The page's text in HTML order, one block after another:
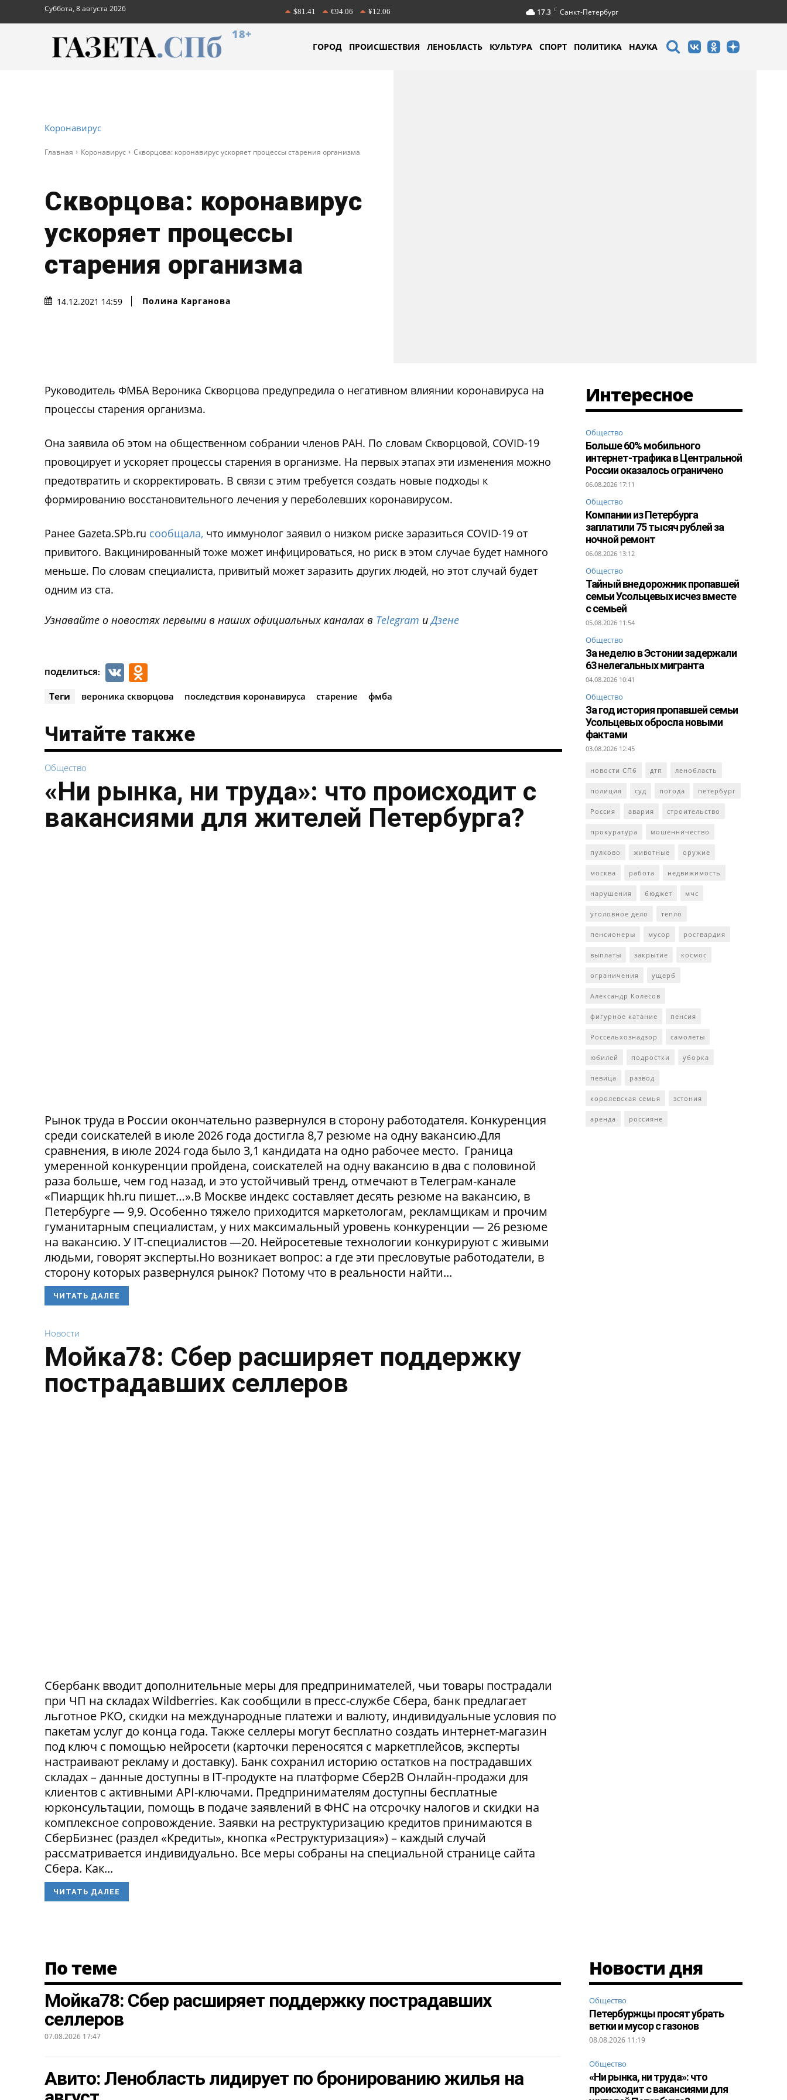
Суббота, 8 августа 2026 $81.41 €94.06 ¥12.06 17.3 C Санкт-Петербург
18+
ГОРОД ПРОИСШЕСТВИЯ ЛЕНОБЛАСТЬ КУЛЬТУРА СПОРТ ПОЛИТИКА НАУКА
Коронавирус
Главная Коронавирус Скворцова: коронавирус ускоряет процессы старения организма
Скворцова: коронавирус
ускоряет процессы
старения организма
14.12.2021 14:59 Полина Карганова
Руководитель ФМБА Вероника Скворцова предупредила о негативном влиянии коронавируса на
процессы старения организма.
Она заявила об этом на общественном собрании членов РАН. По словам Скворцовой, COVID-19
провоцирует и ускоряет процессы старения в организме. На первых этапах эти изменения можно
предотвратить и скорректировать. В связи с этим требуется создать новые подходы к
формированию восстановительного лечения у переболевших коронавирусом.
Ранее Gazeta.SPb.ru сообщала, что иммунолог заявил о низком риске заразиться COVID-19 от
привитого. Вакцинированный тоже может инфицироваться, но риск в этом случае будет намного
меньше. По словам специалиста, привитый может заразить других людей, но этот случай будет
одним из ста.
Узнавайте о новостях первыми в наших официальных каналах в Telegram иДзене
ПОДЕЛИТЬСЯ: VK
Теги вероника скворцова последствия коронавируса старение фмба
Читайте также
Общество
«Ни рынка, ни труда»: что происходит с
вакансиями для жителей Петербурга?
Рынок труда в России окончательно развернулся в сторону работодателя. Конкуренция
среди соискателей в июле 2026 года достигла 8,7 резюме на одну вакансию.Для
сравнения, в июле 2024 года было 3,1 кандидата на одно рабочее место. Граница
умеренной конкуренции пройдена, соискателей на одну вакансию в два с половиной
раза больше, чем год назад, и это устойчивый тренд, отмечают в Телеграм-канале
«Пиарщик hh.ru пишет…».В Москве индекс составляет десять резюме на вакансию, в
Петербурге — 9,9. Особенно тяжело приходится маркетологам, рекламщикам и прочим
гуманитарным специалистам, у них максимальный уровень конкуренции — 26 резюме
на вакансию. У IT-специалистов —20. Нейросетевые технологии конкурируют с живыми
людьми, говорят эксперты.Но возникает вопрос: а где эти пресловутые работодатели, в
сторону которых развернулся рынок? Потому что в реальности найти...
ЧИТАТЬ ДАЛЕЕ
Новости
Мойка78: Сбер расширяет поддержку
пострадавших селлеров
Сбербанк вводит дополнительные меры для предпринимателей, чьи товары пострадали
при ЧП на складах Wildberries. Как сообщили в пресс-службе Сбера, банк предлагает
льготное РКО, скидки на международные платежи и валюту, индивидуальные условия по
пакетам услуг до конца года. Также селлеры могут бесплатно создать интернет-магазин
под ключ с помощью нейросети (карточки переносятся с маркетплейсов, эксперты
настраивают рекламу и доставку). Банк сохранил историю остатков на пострадавших
складах – данные доступны в IT-продукте на платформе Сбер2В Онлайн-продажи для
клиентов с активными API-ключами. Предпринимателям доступны бесплатные
юрконсультации, помощь в подаче заявлений в ФНС на отсрочку налогов и скидки на
комплексное сопровождение. Заявки на реструктуризацию кредитов принимаются в
СберБизнес (раздел «Кредиты», кнопка «Реструктуризация») – каждый случай
рассматривается индивидуально. Все меры собраны на специальной странице сайта
Сбера. Как...
ЧИТАТЬ ДАЛЕЕ
Интересное
Общество
Больше 60% мобильного
интернет-трафика в Центральной
России оказалось ограничено
06.08.2026 17:11
Общество
Компании из Петербурга
заплатили 75 тысяч рублей за
ночной ремонт
06.08.2026 13:12
Общество
Тайный внедорожник пропавшей
семьи Усольцевых исчез вместе
с семьей
05.08.2026 11:54
Общество
За неделю в Эстонии задержали
63 нелегальных мигранта
04.08.2026 10:41
Общество
За год история пропавшей семьи
Усольцевых обросла новыми
фактами
03.08.2026 12:45
новости СПб дтп ленобласть
полиция суд погода петербург
Россия авария строительство
прокуратура мошенничество
пулково животные оружие
москва работа недвижимость
нарушения бюджет мчс
уголовное дело тепло
пенсионеры мусор росгвардия
выплаты закрытие космос
ограничения ущерб
Александр Колесов
фигурное катание пенсия
Россельхознадзор самолеты
юбилей подростки уборка
певица развод
королевская семья эстония
аренда россияне
Новости дня
Общество
Петербуржцы просят убрать
ветки и мусор с газонов
08.08.2026 11:19
Общество
«Ни рынка, ни труда»: что
происходит с вакансиями для
По теме
Мойка78: Сбер расширяет поддержку пострадавших
селлеров
07.08.2026 17:47
Авито: Ленобласть лидирует по бронированию жилья на